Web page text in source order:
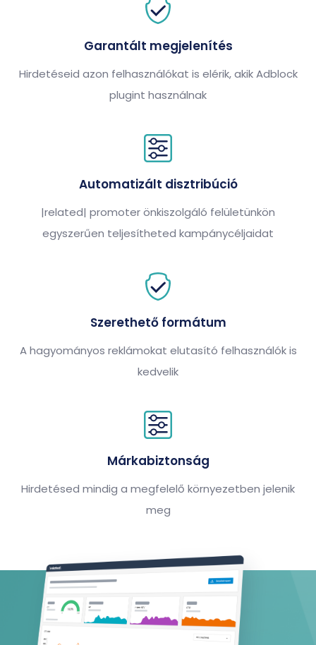
Garantált megjelenítés
Hirdetéseid azon felhasználókat is elérik, akik Adblock
plugint használnak
Automatizált disztribúció
|related| promoter önkiszolgáló felületünkön
egyszerűen teljesítheted kampánycéljaidat
Szerethető formátum
A hagyományos reklámokat elutasító felhasználók is
kedvelik
Márkabiztonság
Hirdetésed mindig a megfelelő környezetben jelenik
meg